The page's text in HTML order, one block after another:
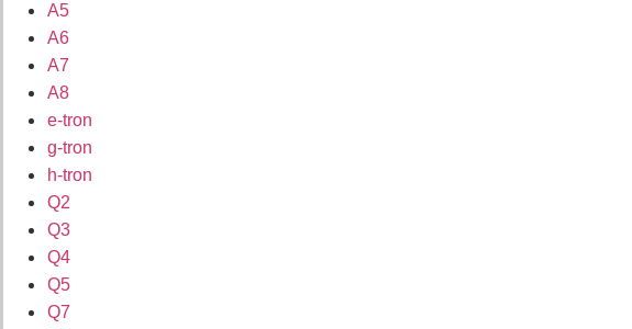
A5
A6
A7
A8
e-tron
g-tron
h-tron
Q2
Q3
Q4
Q5
Q7